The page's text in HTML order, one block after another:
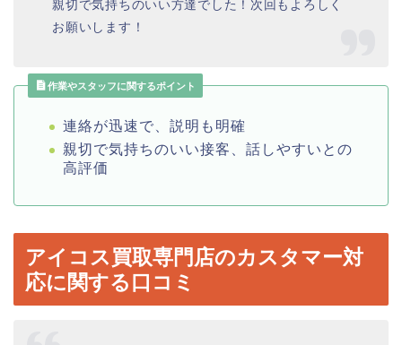
親切で気持ちのいい方達でした！次回もよろしく
お願いします！
作業やスタッフに関するポイント
連絡が迅速で、説明も明確
親切で気持ちのいい接客、話しやすいとの
高評価
アイコス買取専門店のカスタマー対
応に関する口コミ